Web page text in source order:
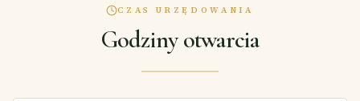
CZAS URZĘDOWANIA
Godziny otwarcia